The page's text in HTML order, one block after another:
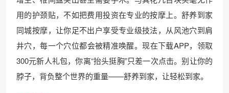
用的护颈贴，不如把费用投资在专业的按摩上。舒养到家
同城按摩，让你足不出户享受专业级技法，从风池穴到肩
井穴，每一个穴位都会被精准唤醒。现在下载APP，领取
300元新人礼包，你离“抬头挺胸”只差一次点击。别让你的
脖子，背负整个世界的重量——舒养到家，让轻松到家。